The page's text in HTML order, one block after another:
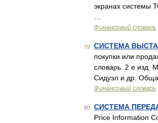
экранах системы
Финансовый словарь
79 СИСТЕМА
покупки или
словарь. 2 е изд.
Сидуэл и др.
Финансовый словарь
80 СИСТЕМА
Price Information